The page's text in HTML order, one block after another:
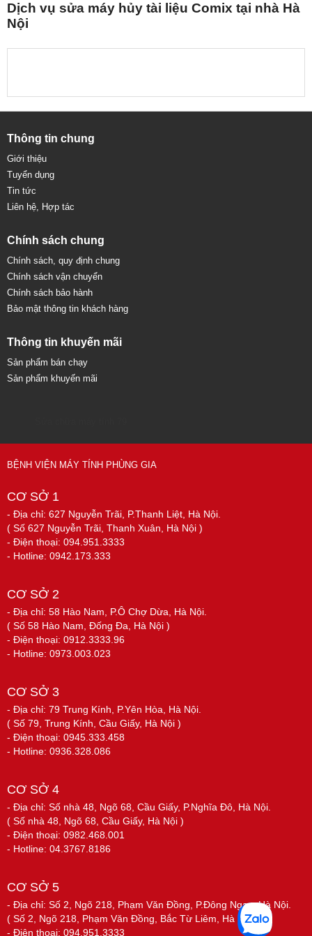
Dịch vụ sửa máy hủy tài liệu Comix tại nhà Hà
Nội
Thông tin chung
Giới thiệu
Tuyển dụng
Tin tức
Liên hệ, Hợp tác
Chính sách chung
Chính sách, quy định chung
Chính sách vận chuyển
Chính sách bảo hành
Bảo mật thông tin khách hàng
Thông tin khuyến mãi
Sản phẩm bán chạy
Sản phẩm khuyến mãi
BỆNH VIỆN MÁY TÍNH PHÙNG GIA
CƠ SỞ 1
- Địa chỉ: 627 Nguyễn Trãi, P.Thanh Liệt, Hà Nội.
( Số 627 Nguyễn Trãi, Thanh Xuân, Hà Nội )
- Điện thoại: 094.951.3333
- Hotline: 0942.173.333
CƠ SỞ 2
- Địa chỉ: 58 Hào Nam, P.Ô Chợ Dừa, Hà Nội.
( Số 58 Hào Nam, Đống Đa, Hà Nội )
- Điện thoại: 0912.3333.96
- Hotline: 0973.003.023
CƠ SỞ 3
- Địa chỉ: 79 Trung Kính, P.Yên Hòa, Hà Nội.
( Số 79, Trung Kính, Cầu Giấy, Hà Nội )
- Điện thoại: 0945.333.458
- Hotline: 0936.328.086
CƠ SỞ 4
- Địa chỉ: Số nhà 48, Ngõ 68, Cầu Giấy, P.Nghĩa Đô, Hà Nội.
( Số nhà 48, Ngõ 68, Cầu Giấy, Hà Nội )
- Điện thoại: 0982.468.001
- Hotline: 04.3767.8186
CƠ SỞ 5
- Địa chỉ: Số 2, Ngõ 218, Phạm Văn Đồng, P.Đông Ngạc, Hà Nội.
( Số 2, Ngõ 218, Phạm Văn Đồng, Bắc Từ Liêm, Hà Nội )
- Điện thoại: 094.951.3333